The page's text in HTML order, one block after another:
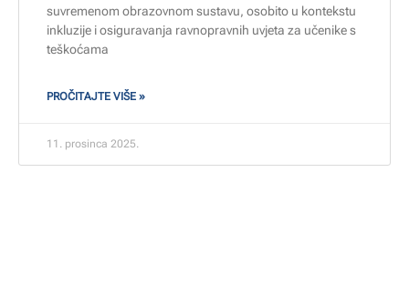
suvremenom obrazovnom sustavu, osobito u kontekstu
inkluzije i osiguravanja ravnopravnih uvjeta za učenike s
teškoćama
PROČITAJTE VIŠE »
11. prosinca 2025.